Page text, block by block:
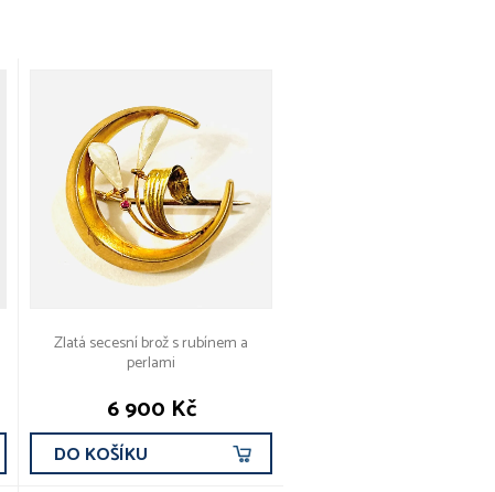
Zlatá secesní brož s rubínem a
perlami
6 900 Kč
DO KOŠÍKU